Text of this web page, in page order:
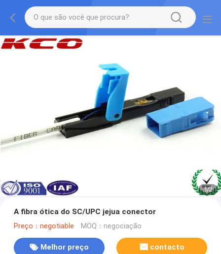
1/2
A fibra ótica do SC/UPC jejua conector
Preço：negotiable MOQ：negociação
Melhor preço contacto